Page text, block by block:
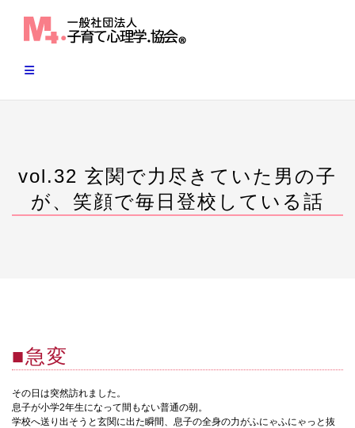
vol.32 玄関で力尽きていた男の子
が、笑顔で毎日登校している話
■急変
その日は突然訪れました。
息子が小学2年生になって間もない普通の朝。
学校へ送り出そうと玄関に出た瞬間、息子の全身の力がふにゃふにゃっと抜